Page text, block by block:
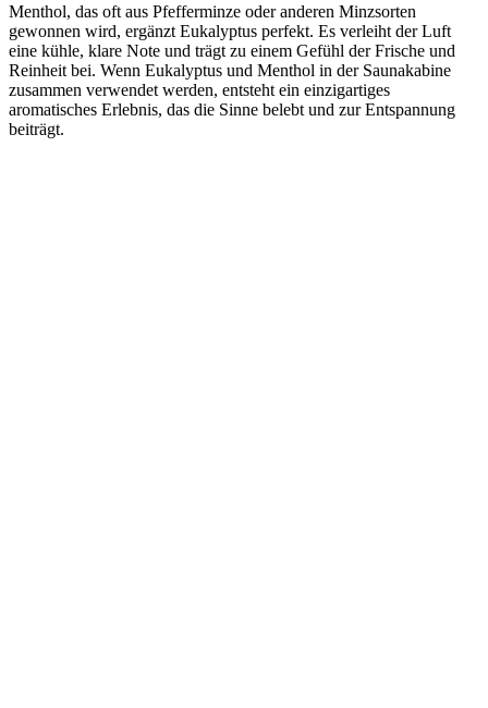
Menthol, das oft aus Pfefferminze oder anderen Minzsorten
gewonnen wird, ergänzt Eukalyptus perfekt. Es verleiht der Luft
eine kühle, klare Note und trägt zu einem Gefühl der Frische und
Reinheit bei. Wenn Eukalyptus und Menthol in der Saunakabine
zusammen verwendet werden, entsteht ein einzigartiges
aromatisches Erlebnis, das die Sinne belebt und zur Entspannung
beiträgt.